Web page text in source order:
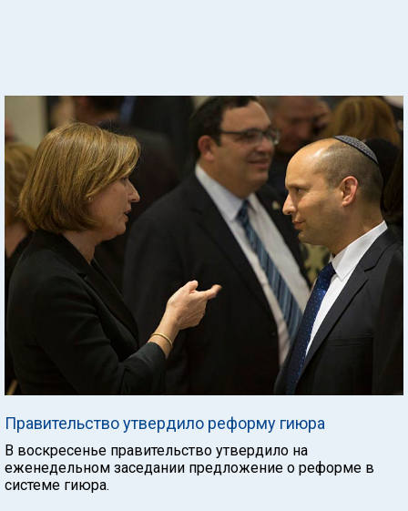
Правительство утвердило реформу гиюра
В воскресенье правительство утвердило на
еженедельном заседании предложение о реформе в
системе гиюра.